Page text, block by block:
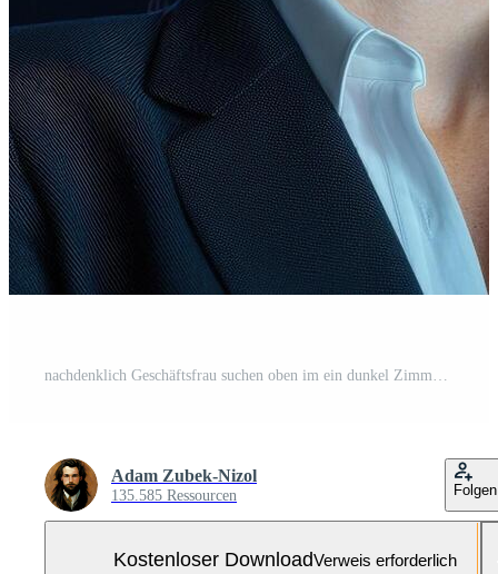
Adam Zubek-Nizol
135.585 Ressourcen Folgen
Kostenloser DownloadVerweis erforderlich